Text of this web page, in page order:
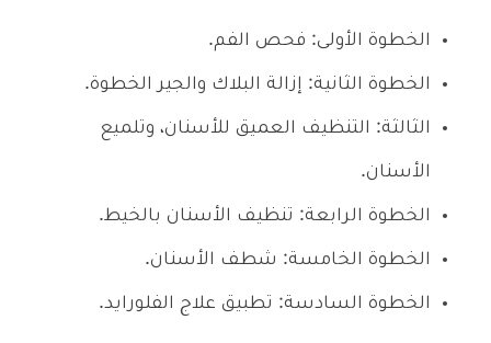
الخطوة الأولى: فحص الفم.
الخطوة الثانية: إزالة البلاك والجير الخطوة.
الثالثة: التنظيف العميق للأسنان، وتلميع
الأسنان.
الخطوة الرابعة: تنظيف الأسنان بالخيط.
الخطوة الخامسة: شطف الأسنان.
الخطوة السادسة: تطبيق علاج الفلورايد.